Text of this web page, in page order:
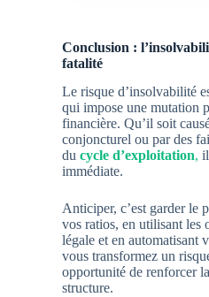
Conclusion :
fatalité
Le risque d’insolvabilité
qui impose une mutation
financière. Qu’il soit
conjoncturel ou par des
du cycle d’exploitation,
immédiate.
Anticiper, c’est garder le
vos ratios, en utilisant les
légale et en automatisant
vous transformez un
opportunité de renforcer
structure.